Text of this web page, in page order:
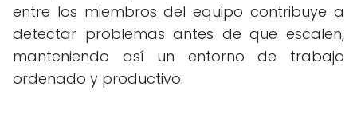
entre los miembros del equipo contribuye a
detectar problemas antes de que escalen,
manteniendo así un entorno de trabajo
ordenado y productivo.